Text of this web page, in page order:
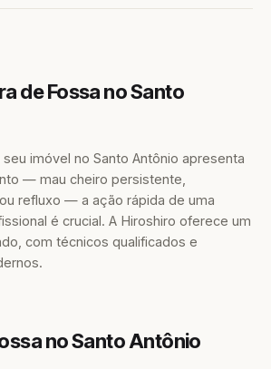
de Fossa no Santo
imóvel no Santo Antônio apresenta
— mau cheiro persistente,
refluxo — a ação rápida de uma
é crucial. A Hiroshiro oferece um
com técnicos qualificados e
no Santo Antônio